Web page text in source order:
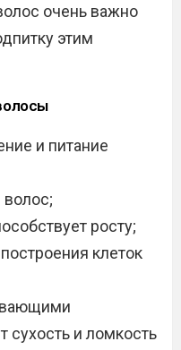
очень важно
этим
и питание
росту;
клеток
сухость и ломкость